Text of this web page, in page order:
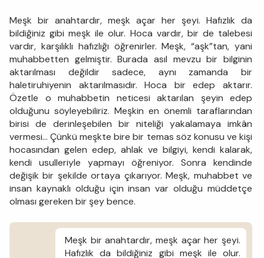
Meşk bir anahtardır, meşk açar her şeyi. Hafızlık da
bildiğiniz gibi meşk ile olur. Hoca vardır, bir de talebesi
vardır, karşılıklı hafızlığı öğrenirler. Meşk, “aşk”tan, yani
muhabbetten gelmiştir. Burada asıl mevzu bir bilginin
aktarılması değildir sadece, aynı zamanda bir
haletiruhiyenin aktarılmasıdır. Hoca bir edep aktarır.
Özetle o muhabbetin neticesi aktarılan şeyin edep
olduğunu söyleyebiliriz. Meşkin en önemli taraflarından
birisi de derinleşebilen bir niteliği yakalamaya imkân
vermesi… Çünkü meşkte bire bir temas söz konusu ve kişi
hocasından gelen edep, ahlak ve bilgiyi, kendi kalarak,
kendi usulleriyle yapmayı öğreniyor. Sonra kendinde
değişik bir şekilde ortaya çıkarıyor. Meşk, muhabbet ve
insan kaynaklı olduğu için insan var olduğu müddetçe
olması gereken bir şey bence.
Meşk bir anahtardır, meşk açar her şeyi.
Hafızlık da bildiğiniz gibi meşk ile olur.